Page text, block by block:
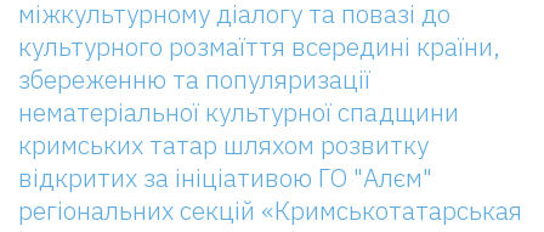
міжкультурному діалогу та повазі до
культурного розмаїття всередині країни,
збереженню та популяризації
нематеріальної культурної спадщини
кримських татар шляхом розвитку
відкритих за ініціативою ГО "Алєм"
регіональних секцій «Кримськотатарськая